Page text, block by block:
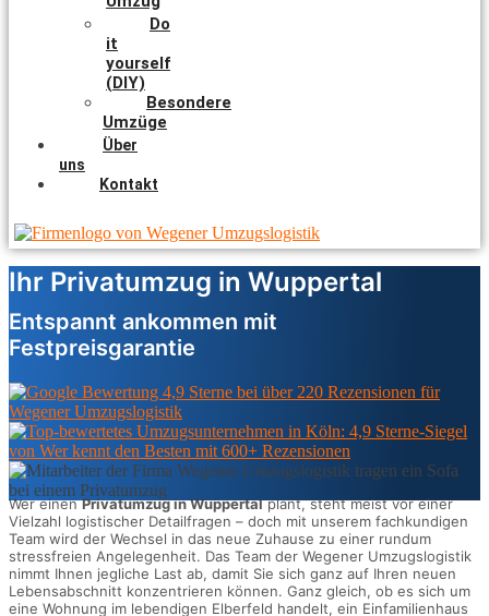
Do
it
yourself
(DIY)
Besondere
Umzüge
Über
uns
Kontakt
Ihr Privatumzug in Wuppertal
Entspannt ankommen mit
Festpreisgarantie
Wer einenPrivatumzug in Wuppertalplant, steht meist vor einer
Vielzahl logistischer Detailfragen – doch mit unserem fachkundigen
Team wird der Wechsel in das neue Zuhause zu einer rundum
stressfreien Angelegenheit. Das Team der Wegener Umzugslogistik
nimmt Ihnen jegliche Last ab, damit Sie sich ganz auf Ihren neuen
Lebensabschnitt konzentrieren können. Ganz gleich, ob es sich um
eine Wohnung im lebendigen Elberfeld handelt, ein Einfamilienhaus